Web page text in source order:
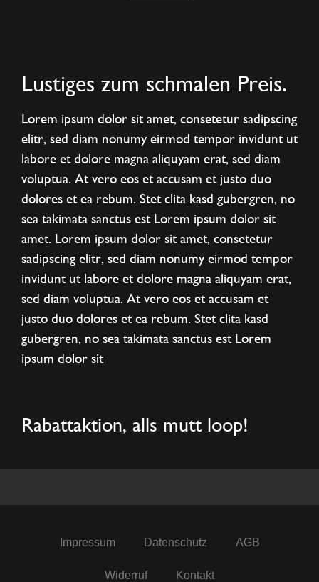
Lustiges zum schmalen Preis.
Lorem ipsum dolor sit amet, consetetur sadipscing
elitr, sed diam nonumy eirmod tempor invidunt ut
labore et dolore magna aliquyam erat, sed diam
voluptua. At vero eos et accusam et justo duo
dolores et ea rebum. Stet clita kasd gubergren, no
sea takimata sanctus est Lorem ipsum dolor sit
amet. Lorem ipsum dolor sit amet, consetetur
sadipscing elitr, sed diam nonumy eirmod tempor
invidunt ut labore et dolore magna aliquyam erat,
sed diam voluptua. At vero eos et accusam et
justo duo dolores et ea rebum. Stet clita kasd
gubergren, no sea takimata sanctus est Lorem
ipsum dolor sit
Rabattaktion, alls mutt loop!
Impressum Datenschutz AGB
Widerruf Kontakt